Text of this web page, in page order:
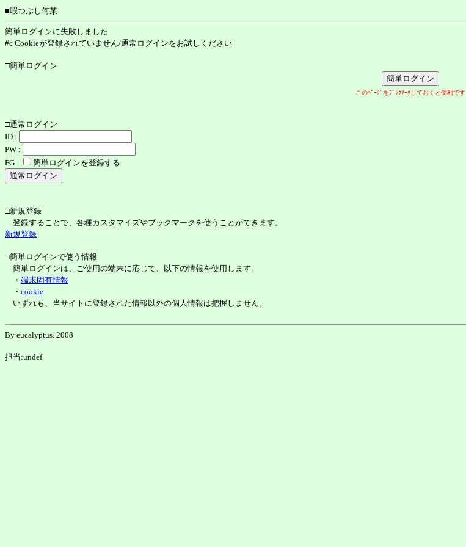
■暇つぶし何某
簡単ログインに失敗しました
#c Cookieが登録されていません/通常ログインをお試しください
□簡単ログイン
このﾍﾟｰｼﾞをﾌﾞｯｸﾏｰｸしておくと便利です
□通常ログイン
ID :
PW :
FG :
簡単ログインを登録する
□新規登録
登録することで、各種カスタマイズやブックマークを使うことができます。
新規登録
□簡単ログインで使う情報
簡単ログインは、ご使用の端末に応じて、以下の情報を使用します。
・ 端末固有情報
・ cookie
いずれも、当サイトに登録された情報以外の個人情報は把握しません。
By eucalyptus. 2008
担当:undef